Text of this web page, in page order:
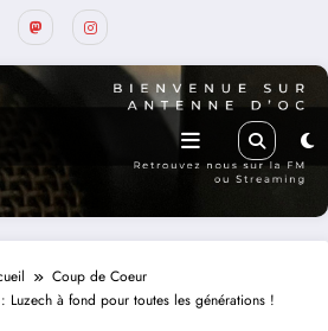
Coup de Coeur
Luzech à fond pour toutes les générations !